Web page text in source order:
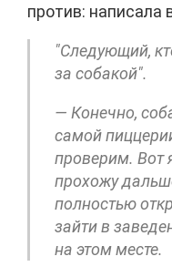
против: написала
"Следующий,
за собакой".
— Конечно,
самой
проверим. Вот
прохожу
полностью
зайти в
на этом месте.